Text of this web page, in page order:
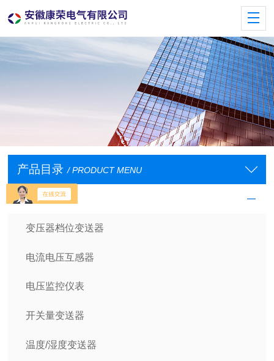
产品目录 / PRODUCT MENU
电量变送器
变压器档位变送器
电流电压互感器
电压监控仪表
开关量变送器
温度/湿度变送器